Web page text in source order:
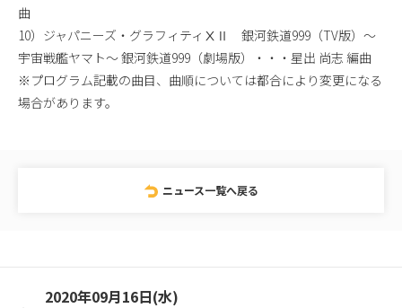
曲
10）ジャパニーズ・グラフィティⅩⅡ 銀河鉄道999（TV版）～
宇宙戦艦ヤマト～ 銀河鉄道999（劇場版）・・・星出 尚志 編曲
※プログラム記載の曲目、曲順については都合により変更になる
場合があります。
ニュース一覧へ戻る
2020年09月16日(水)